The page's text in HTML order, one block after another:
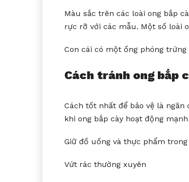
Màu sắc trên các loài ong bắp
rực rỡ với các mẫu. Một số loài
Con cái có một ống phóng
Cách tránh ong bắp
Cách tốt nhất để bảo vệ là
khi ong bắp cày hoạt động
Giữ đồ uống và thực phẩm
Vứt rác thường xuyên